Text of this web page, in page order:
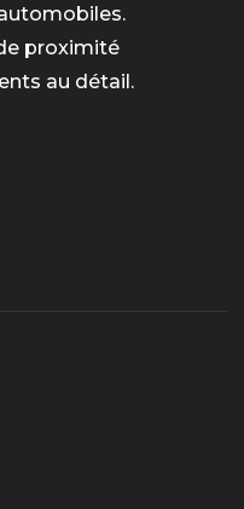
proximité
au détail.